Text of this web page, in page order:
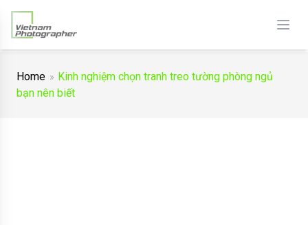
Home
Kinh nghiệm chọn tranh treo tường phòng ngủ
bạn nên biết